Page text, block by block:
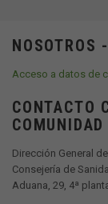
NOSOTROS
Acceso a datos de
CONTACTO
Dirección General
Consejería de
Aduana, 29, 4ª